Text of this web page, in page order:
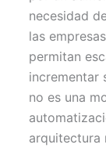
necesidad
las
permitan
incrementar
no es una
arquitectura